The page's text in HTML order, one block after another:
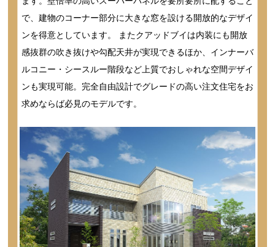
で、建物のコーナー部分に大きな窓を設ける開放的なデザイ
ンを得意としています。 またクアッドブイは内装にも開放
感抜群の吹き抜けや勾配天井が実現できるほか、インナーバ
ルコニー・シースルー階段など上質でおしゃれな空間デザイ
ンも実現可能。完全自由設計でグレードの高い注文住宅をお
求めならば必見のモデルです。